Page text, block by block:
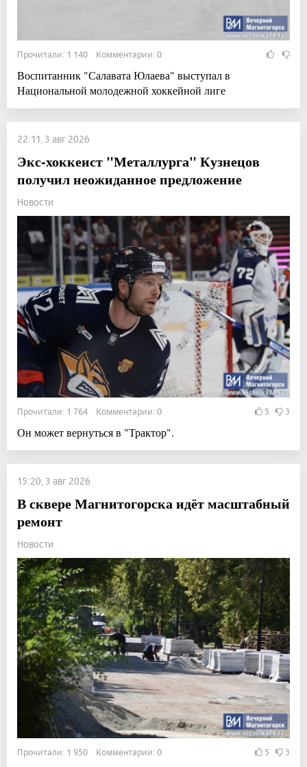
Прочитали: 1 140 Комментарии: 0
Воспитанник "Салавата Юлаева" выступал в
Национальной молодежной хоккейной лиге
22:11, 3 авг 2026
Экс-хоккеист "Металлурга" Кузнецов
получил неожиданное предложение
Новости
Прочитали: 1 764 Комментарии: 0 5 3
Он может вернуться в "Трактор".
15:20, 3 авг 2026
В сквере Магнитогорска идёт масштабный
ремонт
Новости
Прочитали: 1 950 Комментарии: 0 5 3